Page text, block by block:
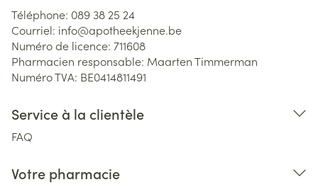
Téléphone: 089 38 25 24
Courriel: info@apotheekjenne.be
Numéro de licence: 711608
Pharmacien responsable: Maarten Timmerman
Numéro TVA: BE0414811491
Service à la clientèle
FAQ
Votre pharmacie